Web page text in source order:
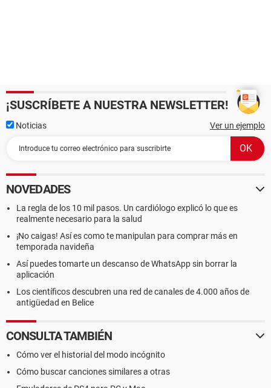
¡SUSCRÍBETE A NUESTRA NEWSLETTER!
Noticias Ver un ejemplo
NOVEDADES
La regla de los 10 mil pasos. Un cardiólogo explicó lo que es
realmente necesario para la salud
¡No caigas! Así es como te manipulan para comprar más en
temporada navideña
Así puedes tomarte un descanso de WhatsApp sin borrar la
aplicación
Los científicos descubren una red de canales de 4.000 años de
antigüedad en Belice
CONSULTA TAMBIÉN
Cómo ver el historial del modo incógnito
Cómo buscar canciones similares a otras